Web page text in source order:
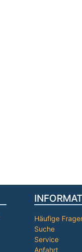
Häufige
Suche
Service
Anfahrt